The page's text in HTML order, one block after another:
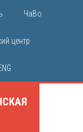
ЧаВо
центр